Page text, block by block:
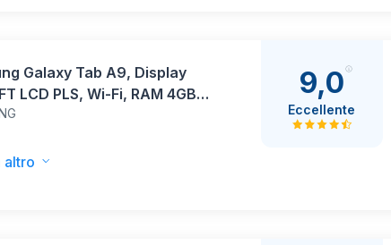
Galaxy Tab A9, Display
LCD PLS, Wi-Fi, RAM 4GB,
mAh, MediaTek
italiana] 2023
altro
9,0
Eccellente